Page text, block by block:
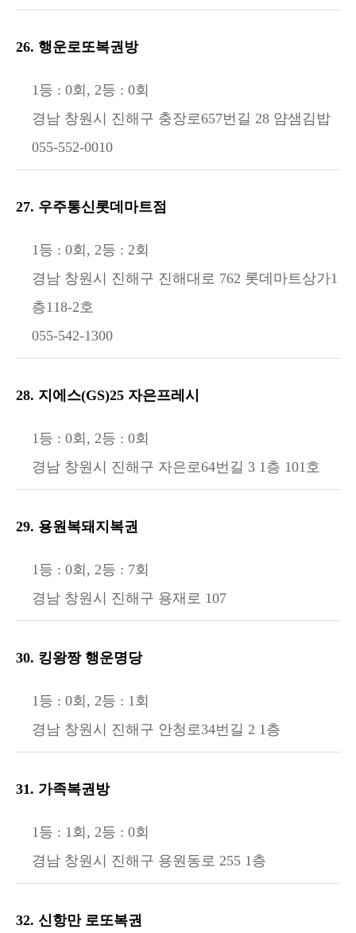
26. 행운로또복권방
1등 : 0회, 2등 : 0회
경남 창원시 진해구 충장로657번길 28 얌샘김밥
055-552-0010
27. 우주통신롯데마트점
1등 : 0회, 2등 : 2회
경남 창원시 진해구 진해대로 762 롯데마트상가1
층118-2호
055-542-1300
28. 지에스(GS)25 자은프레시
1등 : 0회, 2등 : 0회
경남 창원시 진해구 자은로64번길 3 1층 101호
29. 용원복돼지복권
1등 : 0회, 2등 : 7회
경남 창원시 진해구 용재로 107
30. 킹왕짱 행운명당
1등 : 0회, 2등 : 1회
경남 창원시 진해구 안청로34번길 2 1층
31. 가족복권방
1등 : 1회, 2등 : 0회
경남 창원시 진해구 용원동로 255 1층
32. 신항만 로또복권